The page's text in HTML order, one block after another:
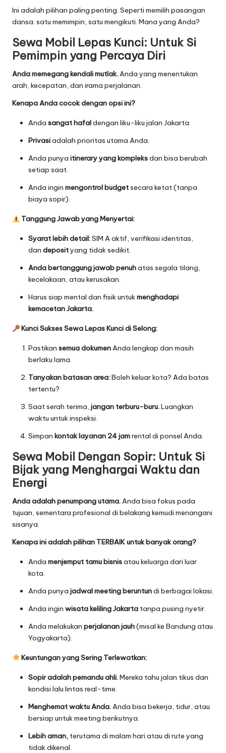
Ini adalah pilihan paling penting. Seperti memilih pasangan
dansa: satu memimpin, satu mengikuti. Mana yang Anda?
Sewa Mobil Lepas Kunci: Untuk Si
Pemimpin yang Percaya Diri
Anda memegang kendali mutlak.Anda yang menentukan
arah, kecepatan, dan irama perjalanan.
Kenapa Anda cocok dengan opsi ini?
Anda sangat hafaldengan liku-liku jalan Jakarta.
Privasiadalah prioritas utama Anda.
Anda punya itinerary yang kompleksdan bisa berubah
setiap saat.
Anda ingin mengontrol budgetsecara ketat (tanpa
biaya sopir).
Tanggung Jawab yang Menyertai:
Syarat lebih detail:SIM A aktif, verifikasi identitas,
dan deposityang tidak sedikit.
Anda bertanggung jawab penuhatas segala tilang,
kecelakaan, atau kerusakan.
Harus siap mental dan fisik untukmenghadapi
kemacetan Jakarta.
Kunci Sukses Sewa Lepas Kunci di Selong:
Pastikan semua dokumenAnda lengkap dan masih
berlaku lama.
Tanyakan batasan area:Boleh keluar kota? Ada batas
tertentu?
Saat serah terima, jangan terburu-buru.Luangkan
waktu untuk inspeksi.
Simpan kontak layanan 24 jamrental di ponsel Anda.
Sewa Mobil Dengan Sopir: Untuk Si
Bijak yang Menghargai Waktu dan
Energi
Anda adalah penumpang utama.Anda bisa fokus pada
tujuan, sementara profesional di belakang kemudi menangani
sisanya.
Kenapa ini adalah pilihan TERBAIK untuk banyak orang?
Anda menjemput tamu bisnisatau keluarga dari luar
kota.
Anda punya jadwal meeting beruntundi berbagai lokasi.
Anda ingin wisata keliling Jakarta tanpa pusing nyetir.
Anda melakukan perjalanan jauh(misal ke Bandung atau
Yogyakarta).
Keuntungan yang Sering Terlewatkan:
Sopir adalah pemandu ahli.Mereka tahu jalan tikus dan
kondisi lalu lintas real-time.
Menghemat waktu Anda.Anda bisa bekerja, tidur, atau
bersiap untuk meeting berikutnya.
Lebih aman, terutama di malam hari atau di rute yang
tidak dikenal.